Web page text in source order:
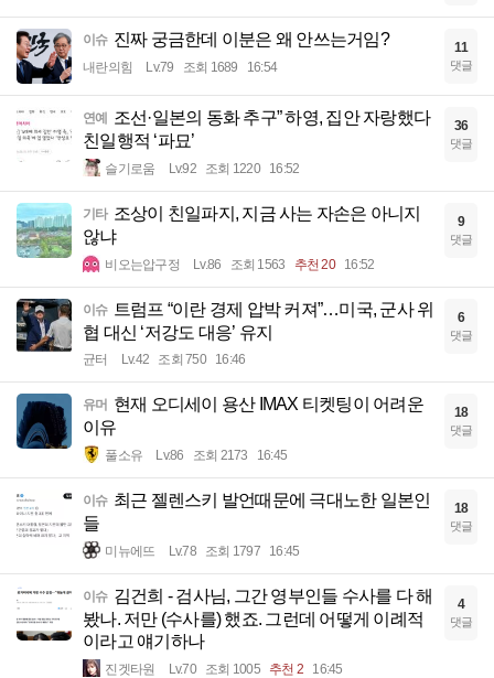
이슈 진짜 궁금한데 이분은 왜 안쓰는거임?
내란의힘 Lv.79 조회 1689 16:54
11
댓글
연예
조선·일본의 동화 추구” 하영, 집안 자랑했다
친일행적 ‘파묘’
슬기로움 Lv.92 조회 1220 16:52
36
댓글
기타 조상이 친일파지, 지금 사는 자손은 아니지
않냐
비오는압구정 Lv.86 조회 1563 추천 20 16:52
9
댓글
이슈
트럼프 “이란 경제 압박 커져”…미국, 군사 위
협 대신 ‘저강도 대응’ 유지
균터 Lv.42 조회 750 16:46
6
댓글
유머 현재 오디세이 용산 IMAX 티켓팅이 어려운
이유
풀소유 Lv.86 조회 2173 16:45
18
댓글
이슈 최근 젤렌스키 발언때문에 극대노한 일본인
들
미뉴에뜨 Lv.78 조회 1797 16:45
18
댓글
이슈 김건희 - 검사님, 그간 영부인들 수사를 다 해
봤나. 저만 (수사를) 했죠. 그런데 어떻게 이례적
이라고 얘기하나
진겟타원 Lv.70 조회 1005 추천 2 16:45
4
댓글